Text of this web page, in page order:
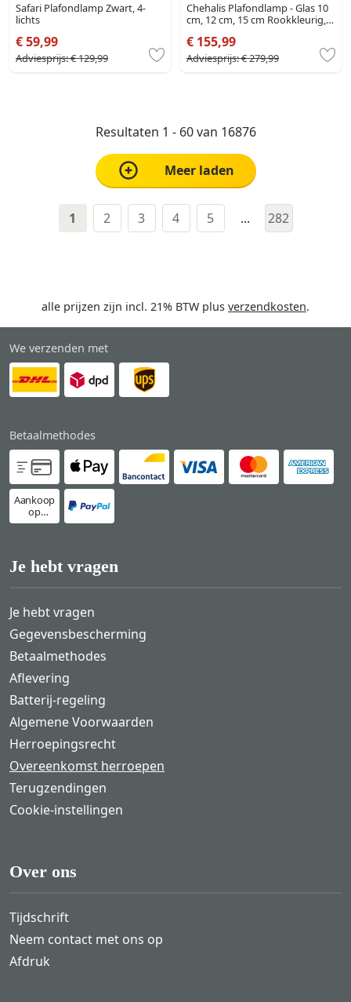
Safari Plafondlamp Zwart, 4-
lichts
€ 59,99
Adviesprijs:€ 129,99
Chehalis Plafondlamp - Glas 10
cm, 12 cm, 15 cm Rookkleurig,
€ 155,99
Adviesprijs:€ 279,99
Resultaten 1 - 60 van 16876
Meer laden
1 2 3 4 5 ... 282
alle prijzen zijn incl. 21% BTW plus verzendkosten.
We verzenden met
Betaalmethodes
Aankoop
op
rekening
Je hebt vragen
Je hebt vragen
Gegevensbescherming
Betaalmethodes
Aflevering
Batterij-regeling
Algemene Voorwaarden
Herroepingsrecht
Overeenkomst herroepen
Terugzendingen
Cookie-instellingen
Over ons
Tijdschrift
Neem contact met ons op
Afdruk